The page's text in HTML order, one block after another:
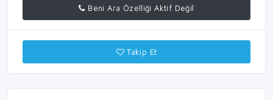
Beni Ara Özelliği Aktif Değil
Takip Et